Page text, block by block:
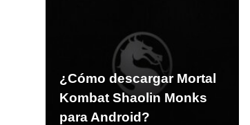
¿Cómo descargar Mortal
Kombat Shaolin Monks
para Android?